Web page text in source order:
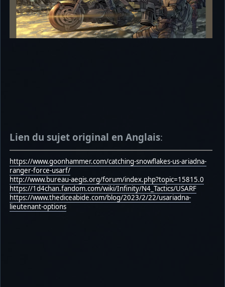
Lien du sujet original en Anglais:
https://www.goonhammer.com/catching-snowflakes-us-ariadna-
ranger-force-usarf/
http://www.bureau-aegis.org/forum/index.php?topic=15815.0
https://1d4chan.fandom.com/wiki/Infinity/N4_Tactics/USARF
https://www.thediceabide.com/blog/2023/2/22/usariadna-
lieutenant-options